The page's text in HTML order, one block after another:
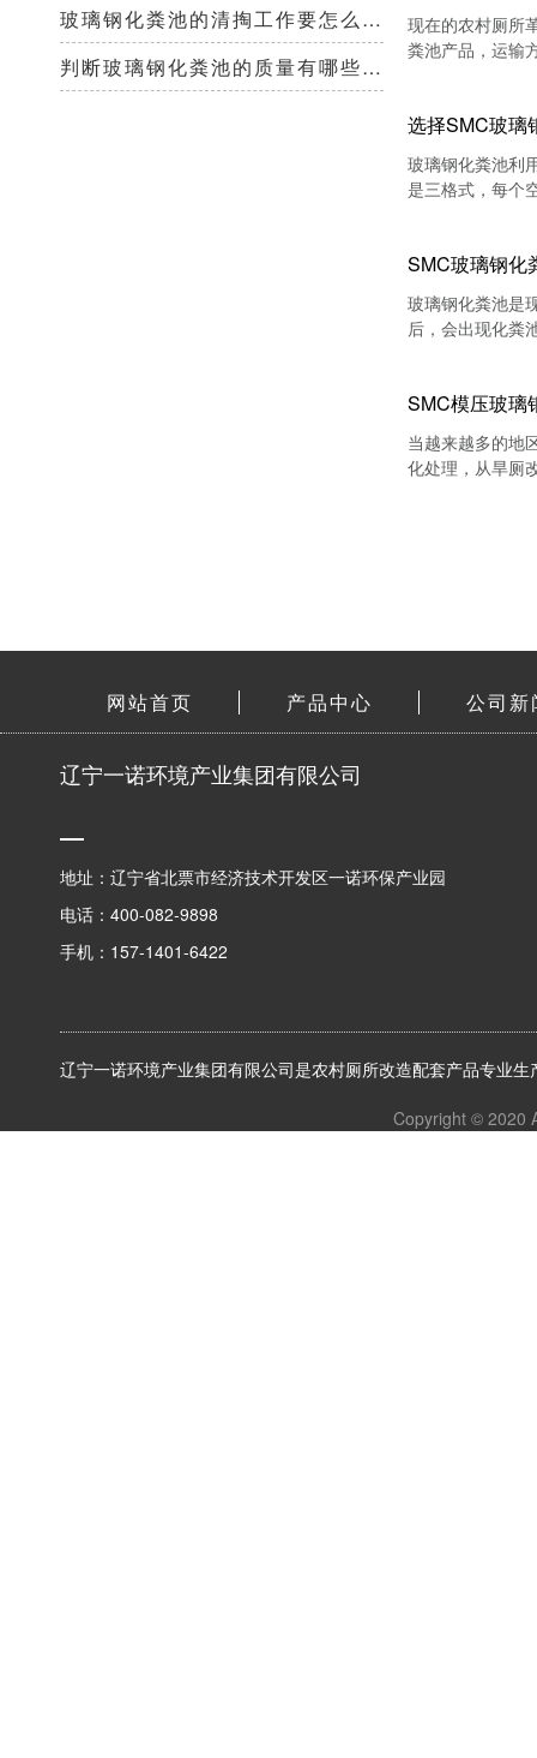
玻璃钢化粪池的清掏工作要怎么做？
判断玻璃钢化粪池的质量有哪些好办法？
现在的农村厕所
粪池产品，运输
选择SMC玻璃
玻璃钢化粪池利
是三格式，每个
SMC玻璃钢化
玻璃钢化粪池是
后，会出现化粪
SMC模压玻璃
当越来越多的地
化处理，从旱厕
网站首页 产品中心 公司新
辽宁一诺环境产业集团有限公司
地址：辽宁省北票市经济技术开发区一诺环保产业园
电话：400-082-9898
手机：157-1401-6422
辽宁一诺环境产业集团有限公司是农村厕所改造配套产品专业生
Copyright © 2020